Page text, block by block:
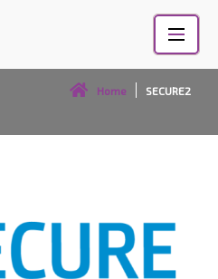
Home SECURE2